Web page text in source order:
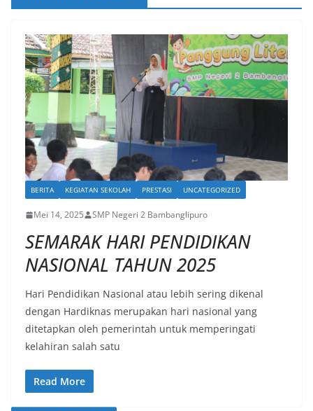
BERITA KEGIATAN SEKOLAH PRESTASI UNCATEGORIZED
Mei 14, 2025 SMP Negeri 2 Bambanglipuro
SEMARAK HARI PENDIDIKAN
NASIONAL TAHUN 2025
Hari Pendidikan Nasional atau lebih sering dikenal
dengan Hardiknas merupakan hari nasional yang
ditetapkan oleh pemerintah untuk memperingati
kelahiran salah satu
Read More